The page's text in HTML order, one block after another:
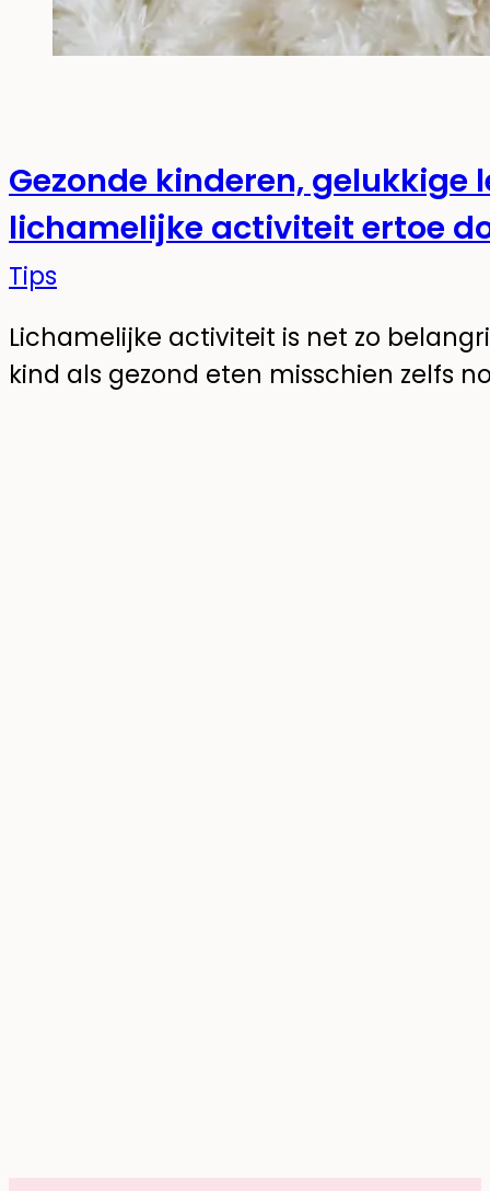
Gezonde kinderen, gelukkige
lichamelijke activiteit ertoe
Tips
Lichamelijke activiteit is net zo
kind als gezond eten misschien zelfs